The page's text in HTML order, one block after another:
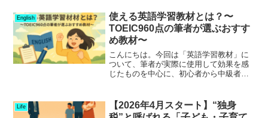
ます。実際、食べログの調査ではホット
ドッグ専門店は202...
English
使える英語学習教材とは？〜
TOEIC960点の筆者が選ぶおすす
め教材〜
こんにちは。今回は「英語学習教材」に
ついて、筆者が実際に使用して効果を感
じたものを中心に、初心者から中級者ま
がありますが、どの教材を選ぶかは学習
の継続や成果に大きく影響し...
Life
【2026年4月スタート】“独身